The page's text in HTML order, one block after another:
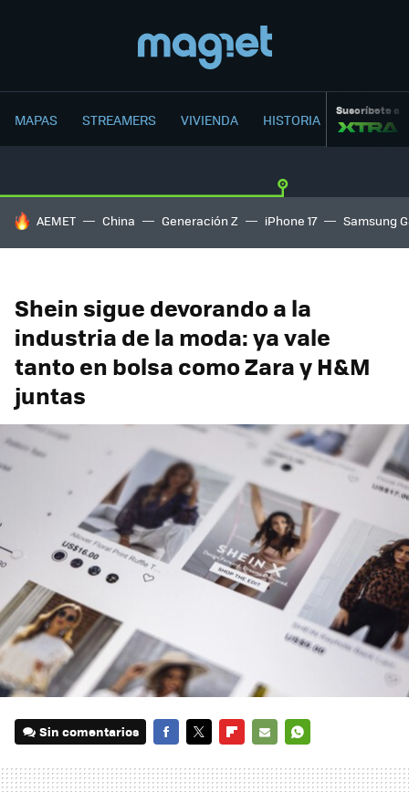
MAPAS STREAMERS VIVIENDA HISTORIA Suscríbete a
HOY SE HABLA DE
AEMET China Generación Z iPhone 17 Samsung
Shein sigue devorando a la
industria de la moda: ya vale
tanto en bolsa como Zara y H&M
juntas
Sin comentarios
MAIL